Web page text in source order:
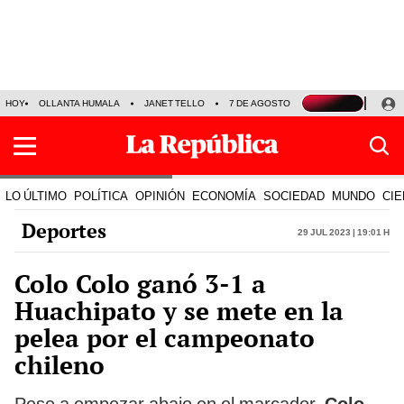
HOY OLLANTA HUMALA JANET TELLO 7 DE AGOSTO TINKA RESULTADOS
LO ÚLTIMO POLÍTICA OPINIÓN ECONOMÍA SOCIEDAD MUNDO
Deportes 29 Jul 2023 | 19:01 h
Colo Colo ganó 3-1 a
Huachipato y se mete en la
pelea por el campeonato
chileno